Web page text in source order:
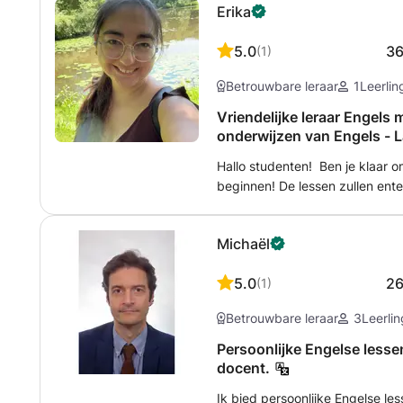
spreekvaardigheid voor deze
Erika
5.0(1)
Betrouwbare leraar 1
Vriendelijke leraar Engels
onderwijzen van Engels -
Hallo studenten! Ben je klaar
beginnen! De lessen zullen
online als persoonlijk! Onze
of vanaf het allereerste begin
gaan met meer
Engels behoort ook tot de
ervaring mee heb. Tijdens
Michaël
5.0(1)
Betrouwbare leraar 3
Persoonlijke Engelse
docent.
Ik bied persoonlijke Engelse